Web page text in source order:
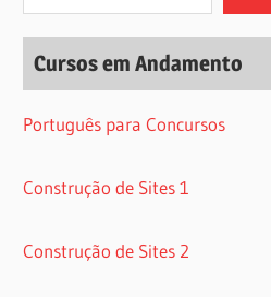
Cursos em Andamento
Português para Concursos
Construção de Sites 1
Construção de Sites 2